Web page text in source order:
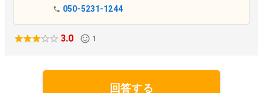
050-5231-1244
3.0 1
回答する